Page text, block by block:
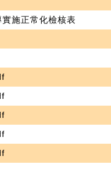
施正常化檢核表